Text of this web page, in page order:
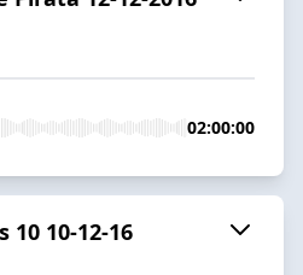
02:00:00
10 10-12-16